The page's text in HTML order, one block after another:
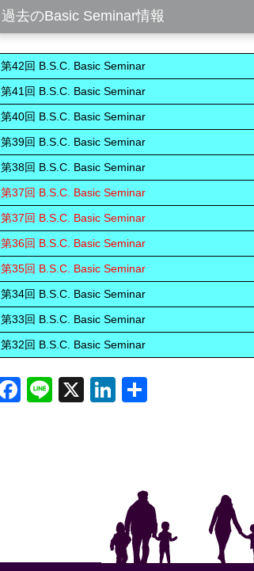
過去のBasic Seminar情報
第42回 B.S.C. Basic Seminar
第41回 B.S.C. Basic Seminar
第40回 B.S.C. Basic Seminar
第39回 B.S.C. Basic Seminar
第38回 B.S.C. Basic Seminar
第37回 B.S.C. Basic Seminar
第37回 B.S.C. Basic Seminar
第36回 B.S.C. Basic Seminar
第35回 B.S.C. Basic Seminar
第34回 B.S.C. Basic Seminar
第33回 B.S.C. Basic Seminar
第32回 B.S.C. Basic Seminar
Facebook
Line
X LinkedIn